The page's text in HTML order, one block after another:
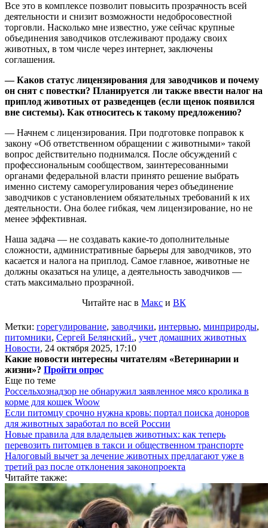
Все это в комплексе позволит повысить прозрачность всей
деятельности и снизит возможности недобросовестной
торговли. Насколько мне известно, уже сейчас крупные
объединения заводчиков отслеживают продажу своих
животных, в том числе через интернет, заключены
соглашения.
— Каков статус лицензирования для заводчиков и почему
он снят с повестки? Планируется ли также ввести налог на
приплод животных от разведенцев (если щенок появился
вне системы). Как относитесь к такому предложению?
— Начнем с лицензирования. При подготовке поправок к
закону «Об ответственном обращении с животными» такой
вопрос действительно поднимался. После обсуждений с
профессиональным сообществом, заинтересованными
органами федеральной власти принято решение выбрать
именно систему саморегулирования через объединение
заводчиков с установлением обязательных требований к их
деятельности. Она более гибкая, чем лицензирование, но не
менее эффективная.
Наша задача — не создавать какие-то дополнительные
сложности, административные барьеры для заводчиков, это
касается и налога на приплод. Самое главное, животные не
должны оказаться на улице, а деятельность заводчиков —
стать максимально прозрачной.
Читайте нас в Макс и ВК
Метки: горегулирование, заводчики, интервью, минприроды,
питомники, Сергей Белянский., учет домашних животных
Новости, 24 октября 2025, 17:10
Какие новости интересны читателям «Ветеринарии и
жизни»? Пройти опрос
Еще по теме
Россельхознадзор не обнаружил заявленное мясо кролика в
корме для кошек Woow
Если питомцу срочно нужна кровь: портал поиска доноров
для животных заработал по всей России
Новые правила для владельцев животных: как теперь
перевозить питомцев в такси и общественном транспорте
Налоговый вычет за лечение животных предлагают уже в
третий раз после отклонения законопроекта
Читайте также: